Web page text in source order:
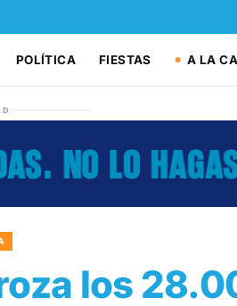
POLÍTICA FIESTAS A LA
los